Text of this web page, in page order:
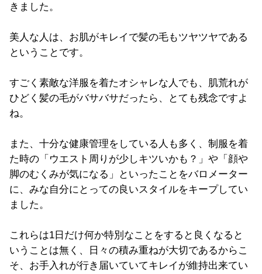
きました。
美人な人は、お肌がキレイで髪の毛もツヤツヤである
ということです。
すごく素敵な洋服を着たオシャレな人でも、肌荒れが
ひどく髪の毛がバサバサだったら、とても残念ですよ
ね。
また、十分な健康管理をしている人も多く、制服を着
た時の「ウエスト周りが少しキツいかも？」や「顔や
脚のむくみが気になる」といったことをバロメーター
に、みな自分にとっての良いスタイルをキープしてい
ました。
これらは1日だけ何か特別なことをすると良くなると
いうことは無く、日々の積み重ねが大切であるからこ
そ、お手入れが行き届いていてキレイが維持出来てい